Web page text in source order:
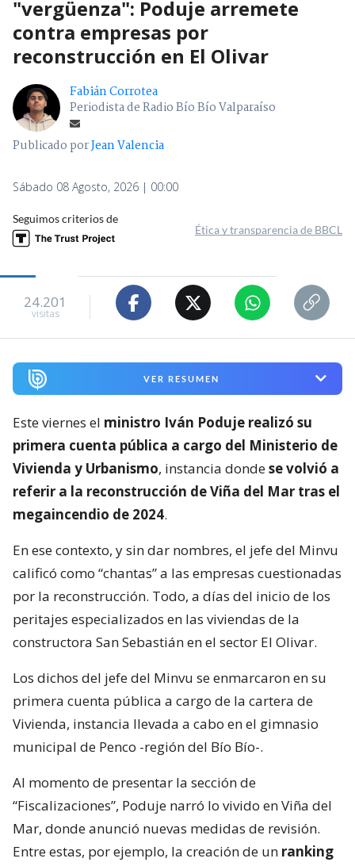
"vergüenza": Poduje arremete
contra empresas por
reconstrucción en El Olivar
Fabián Corrotea
Periodista de Radio Bío Bío Valparaíso
Publicado porJean Valencia
Sábado 08 Agosto, 2026 | 00:00
Seguimos criterios de
Ética y transparencia de BBCL
24.201
visitas
VER RESUMEN
Este viernes el ministro Iván Poduje realizó su
primera cuenta pública a cargo del Ministerio de
Vivienda y Urbanismo, instancia dondese volvió a
referir a la reconstrucción de Viña del Mar tras el
megaincendio de 2024.
En ese contexto, y sin dar nombres, el jefe del Minvu
calificó como “chantas” a las empresas cuestionadas
por la reconstrucción. Todo, a días del inicio de los
peritajes especializados en las viviendas de la
constructora San Sebastián en el sector El Olivar.
Los dichos del jefe del Minvu se enmarcaron en su
primera cuenta pública a cargo de la cartera de
Vivienda, instancia llevada a cabo en el gimnasio
municipal de Penco -región del Bío Bío-.
Al momento de presentar la sección de
“Fiscalizaciones”, Poduje narró lo vivido en Viña del
Mar, donde anunció nuevas medidas de revisión.
Entre estas, por ejemplo, la creación de un ranking